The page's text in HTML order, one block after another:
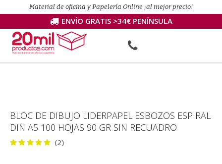
Material de oficina y Papelería Online ¡al mejor precio!
ENVÍO GRATIS >34€ PENÍNSULA
BLOC DE DIBUJO LIDERPAPEL ESBOZOS ESPIRAL
DIN A5 100 HOJAS 90 GR SIN RECUADRO
(2)